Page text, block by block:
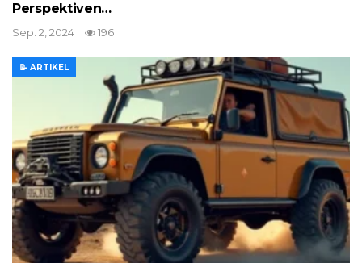
Perspektiven…
Sep. 2, 2024 196
📝 ARTIKEL